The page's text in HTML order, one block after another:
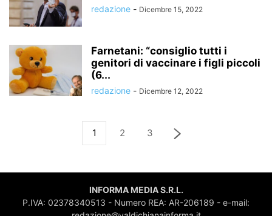
redazione - Dicembre 15, 2022
Farnetani: “consiglio tutti i
genitori di vaccinare i figli piccoli
(6...
redazione - Dicembre 12, 2022
1 2 3
INFORMA MEDIA S.R.L.
P.IVA: 02378340513 - Numero REA: AR-206189 - e-mail: